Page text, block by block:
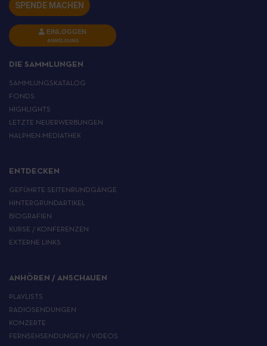
SPENDE MACHEN
EINLOGGEN
ANMELDUNG
DIE SAMMLUNGEN
SAMMLUNGSKATALOG
FONDS
HIGHLIGHTS
LETZTE NEUERWERBUNGEN
HALPHEN-MEDIATHEK
ENTDECKEN
GEFÜHRTE SEITENRUNDGÄNGE
HINTERGRUNDARTIKEL
BIOGRAFIEN
KURSE / KONFERENZEN
EXTERNE LINKS
ANHÖREN / ANSCHAUEN
PLAYLISTS
RADIOSENDUNGEN
KONZERTE
FERNSEHSENDUNGEN / VIDEOS